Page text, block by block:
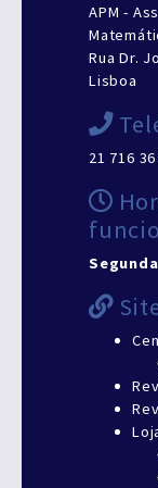
APM -
Rua Dr.
Lisboa
21 716